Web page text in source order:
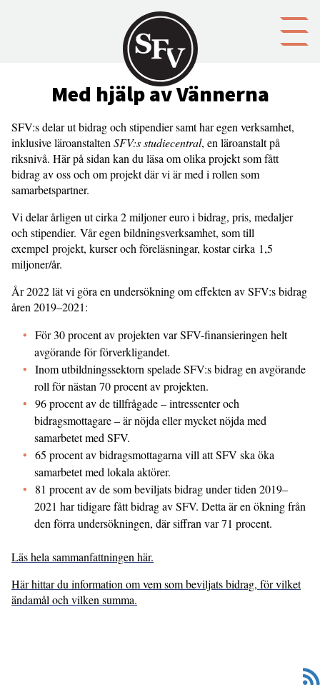
Med hjälp av Vännerna
SFV:s delar ut bidrag och stipendier samt har egen verksamhet,
inklusive läroanstalten SFV:s studiecentral, en läroanstalt på
riksnivå. Här på sidan kan du läsa om olika projekt som fått
bidrag av oss och om projekt där vi är med i rollen som
samarbetspartner.
Vi delar årligen ut cirka 2 miljoner euro i bidrag, pris, medaljer
och stipendier. Vår egen bildningsverksamhet, som till
exempel projekt, kurser och föreläsningar, kostar cirka 1,5
miljoner/år.
År 2022 lät vi göra en undersökning om effekten av SFV:s bidrag
åren 2019–2021:
För 30 procent av projekten var SFV-finansieringen helt
avgörande för förverkligandet.
Inom utbildningssektorn spelade SFV:s bidrag en avgörande
roll för nästan 70 procent av projekten.
96 procent av de tillfrågade – intressenter och
bidragsmottagare – är nöjda eller mycket nöjda med
samarbetet med SFV.
65 procent av bidragsmottagarna vill att SFV ska öka
samarbetet med lokala aktörer.
81 procent av de som beviljats bidrag under tiden 2019–
2021 har tidigare fått bidrag av SFV. Detta är en ökning från
den förra undersökningen, där siffran var 71 procent.
Läs hela sammanfattningen här.
Här hittar du information om vem som beviljats bidrag, för vilket
ändamål och vilken summa.